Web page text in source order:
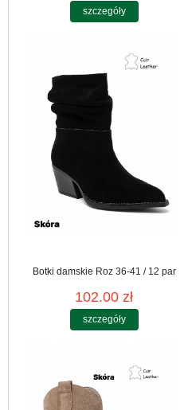
szczegóły
Botki damskie Roz 36-41 / 12 par
102.00 zł
szczegóły